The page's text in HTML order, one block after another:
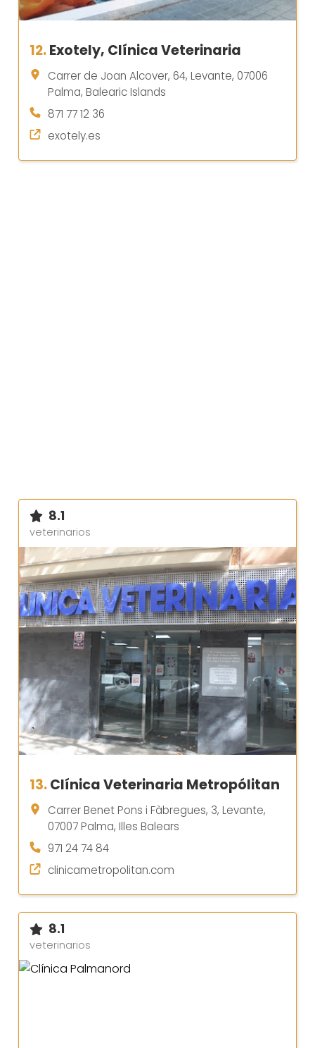
12.Exotely, Clínica Veterinaria
Carrer de Joan Alcover, 64, Levante, 07006
Palma, Balearic Islands
871 77 12 36
exotely.es
8.1
veterinarios
13.Clínica Veterinaria Metropólitan
Carrer Benet Pons i Fàbregues, 3, Levante,
07007 Palma, Illes Balears
971 24 74 84
clinicametropolitan.com
8.1
veterinarios